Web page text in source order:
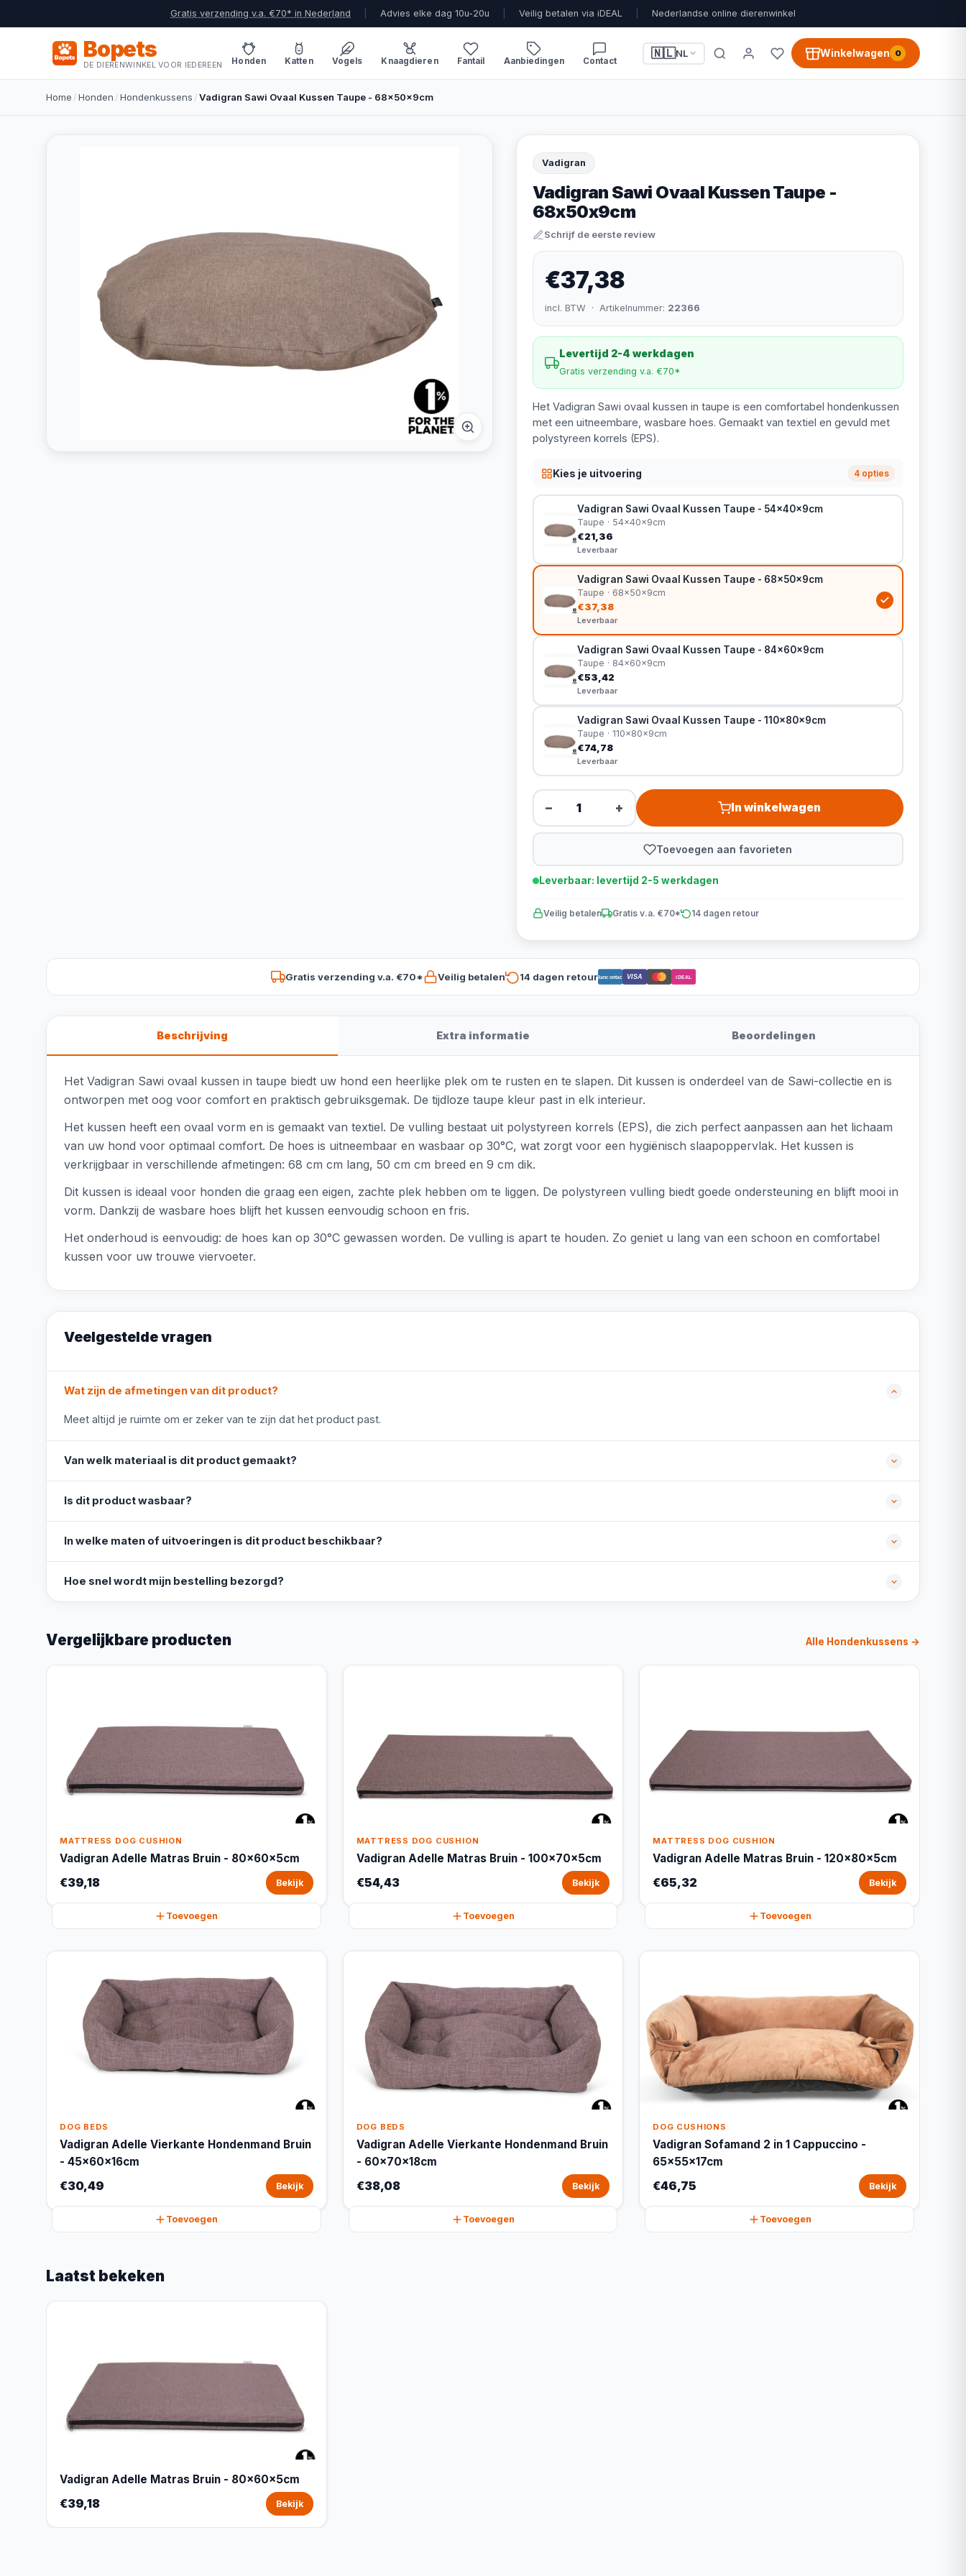
Gratis verzending v.a. €70* in Nederland Advies elke dag 10u-20u Veilig betalen via iDEAL Nederlandse online dierenwinkel
Bopets
DE DIERENWINKEL VOOR IEDEREEN Honden Katten Vogels Knaagdieren Fantail Aanbiedingen Contact
🇳🇱NL Winkelwagen 0
Home /Honden /Hondenkussens /Vadigran Sawi Ovaal Kussen Taupe - 68x50x9cm
Vadigran
Vadigran Sawi Ovaal Kussen Taupe -
68x50x9cm
Schrijf de eerste review
€37,38
incl. BTW · Artikelnummer: 22366
Levertijd 2-4 werkdagen
Gratis verzending v.a. €70*
Het Vadigran Sawi ovaal kussen in taupe is een comfortabel hondenkussen
met een uitneembare, wasbare hoes. Gemaakt van textiel en gevuld met
polystyreen korrels (EPS).
Kies je uitvoering 4 opties
Vadigran Sawi Ovaal Kussen Taupe - 54x40x9cm
Taupe · 54x40x9cm
€21,36
Leverbaar
Vadigran Sawi Ovaal Kussen Taupe - 68x50x9cm
Taupe · 68x50x9cm
€37,38
Leverbaar
Vadigran Sawi Ovaal Kussen Taupe - 84x60x9cm
Taupe · 84x60x9cm
€53,42
Leverbaar
Vadigran Sawi Ovaal Kussen Taupe - 110x80x9cm
Taupe · 110x80x9cm
€74,78
Leverbaar
− + In winkelwagen
Toevoegen aan favorieten
Leverbaar: levertijd 2-5 werkdagen
Veilig betalen Gratis v.a. €70* 14 dagen retour
Gratis verzending v.a. €70* Veilig betalen 14 dagen retourBancontact VISA iDEAL
Beschrijving Extra informatie Beoordelingen
Het Vadigran Sawi ovaal kussen in taupe biedt uw hond een heerlijke plek om te rusten en te slapen. Dit kussen is onderdeel van de Sawi-collectie en is
ontworpen met oog voor comfort en praktisch gebruiksgemak. De tijdloze taupe kleur past in elk interieur.
Het kussen heeft een ovaal vorm en is gemaakt van textiel. De vulling bestaat uit polystyreen korrels (EPS), die zich perfect aanpassen aan het lichaam
van uw hond voor optimaal comfort. De hoes is uitneembaar en wasbaar op 30°C, wat zorgt voor een hygiënisch slaapoppervlak. Het kussen is
verkrijgbaar in verschillende afmetingen: 68 cm cm lang, 50 cm cm breed en 9 cm dik.
Dit kussen is ideaal voor honden die graag een eigen, zachte plek hebben om te liggen. De polystyreen vulling biedt goede ondersteuning en blijft mooi in
vorm. Dankzij de wasbare hoes blijft het kussen eenvoudig schoon en fris.
Het onderhoud is eenvoudig: de hoes kan op 30°C gewassen worden. De vulling is apart te houden. Zo geniet u lang van een schoon en comfortabel
kussen voor uw trouwe viervoeter.
Veelgestelde vragen
Wat zijn de afmetingen van dit product?
Meet altijd je ruimte om er zeker van te zijn dat het product past.
Van welk materiaal is dit product gemaakt?
Is dit product wasbaar?
In welke maten of uitvoeringen is dit product beschikbaar?
Hoe snel wordt mijn bestelling bezorgd?
Vergelijkbare producten Alle Hondenkussens →
MATTRESS DOG CUSHION
Vadigran Adelle Matras Bruin - 80x60x5cm
€39,18 Bekijk
Toevoegen
MATTRESS DOG CUSHION
Vadigran Adelle Matras Bruin - 100x70x5cm
€54,43 Bekijk
Toevoegen
MATTRESS DOG CUSHION
Vadigran Adelle Matras Bruin - 120x80x5cm
€65,32 Bekijk
Toevoegen
DOG BEDS
Vadigran Adelle Vierkante Hondenmand Bruin
- 45x60x16cm
€30,49 Bekijk
Toevoegen
DOG BEDS
Vadigran Adelle Vierkante Hondenmand Bruin
- 60x70x18cm
€38,08 Bekijk
Toevoegen
DOG CUSHIONS
Vadigran Sofamand 2 in 1 Cappuccino -
65x55x17cm
€46,75 Bekijk
Toevoegen
Laatst bekeken
Vadigran Adelle Matras Bruin - 80x60x5cm
€39,18 Bekijk